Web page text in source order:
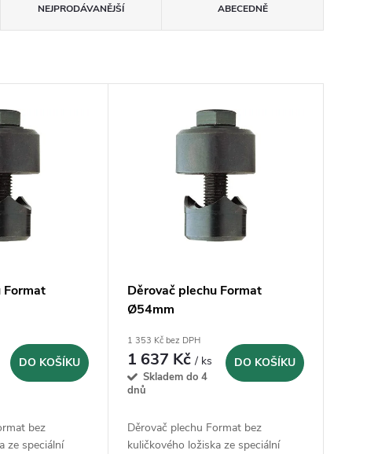
NEJPRODÁVANĚJŠÍ ABECEDNĚ
Format
DO KOŠÍKU
bez
ze speciální
Děrovač plechu Format
Ø54mm
1 353 Kč bez DPH
1 637 Kč/ ks
Skladem do 4
dnů
DO KOŠÍKU
Děrovač plechu Format bez
kuličkového ložiska ze speciální